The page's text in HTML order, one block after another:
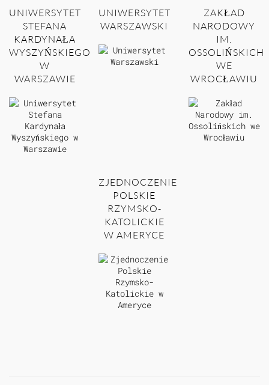
UNIWERSYTET
STEFANA
KARDYNAŁA
WYSZYŃSKIEGO
W
WARSZAWIE
UNIWERSYTET
WARSZAWSKI
ZAKŁAD
NARODOWY
IM.
OSSOLIŃSKICH
WE
WROCŁAWIU
ZJEDNOCZENIE
POLSKIE
RZYMSKO-
KATOLICKIE
W AMERYCE